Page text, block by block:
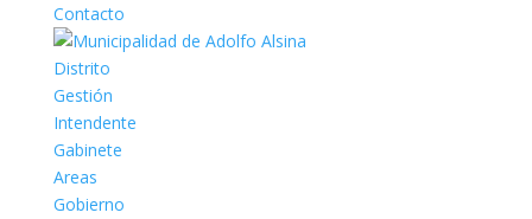
Contacto
Distrito
Gestión
Intendente
Gabinete
Areas
Gobierno